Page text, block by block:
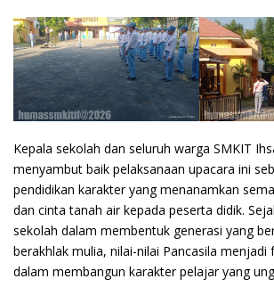
Kepala sekolah dan seluruh warga SMKIT
menyambut baik pelaksanaan upacara ini
pendidikan karakter yang menanamkan
dan cinta tanah air kepada peserta didik.
sekolah dalam membentuk generasi yang
berakhlak mulia, nilai-nilai Pancasila menjadi
dalam membangun karakter pelajar yang